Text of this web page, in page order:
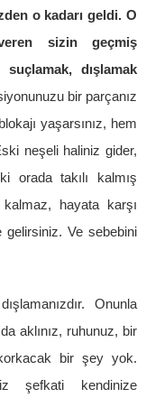
o kadarı geldi. O
sizin geçmiş
dışlamak
bir parçanız
yaşarsınız, hem
neşeli haliniz gider,
orada takılı kalmış
hayata karşı
gelirsiniz. Ve sebebini
Onunla
aklınız, ruhunuz, bir
bir şey yok.
şefkati kendinize